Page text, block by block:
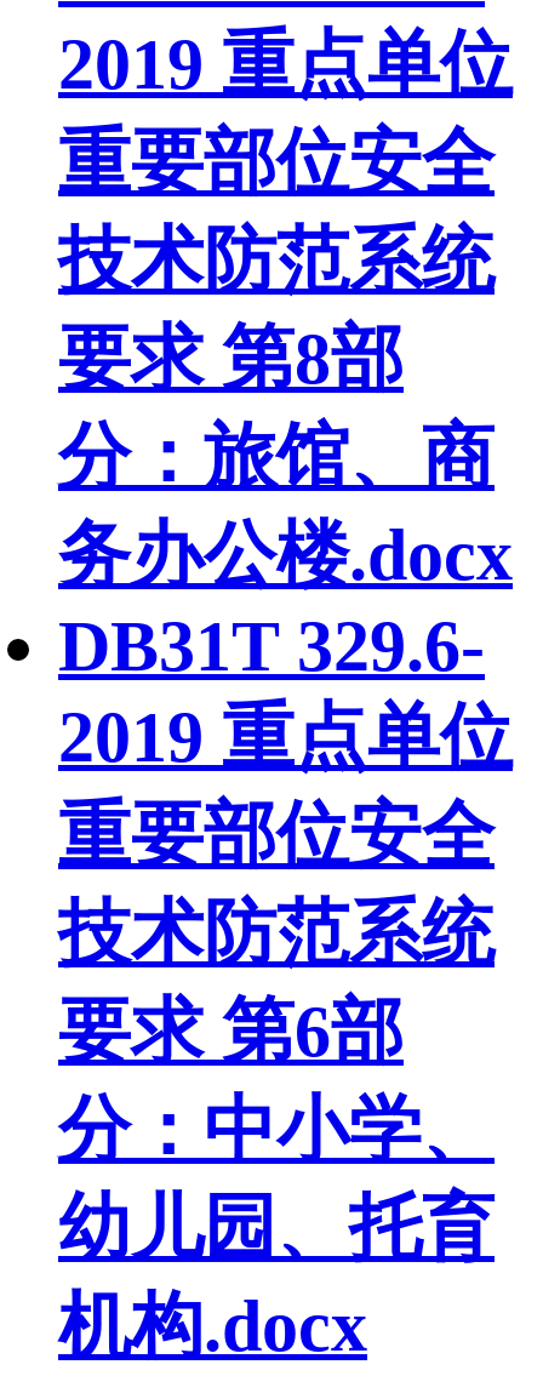
2019 重点单位
重要部位安全
技术防范系统
要求 第8部
分：旅馆、商
务办公楼.docx
DB31T 329.6-
2019 重点单位
重要部位安全
技术防范系统
要求 第6部
分：中小学、
幼儿园、托育
机构.docx